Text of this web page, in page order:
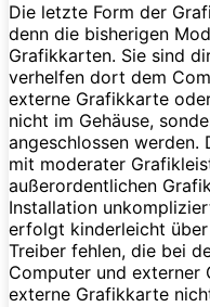
Die letzte Form der
denn die bisherigen
Grafikkarten. Sie sind
verhelfen dort dem
externe Grafikkarte
nicht im Gehäuse,
angeschlossen werden.
mit moderater
außerordentlichen
Installation
erfolgt kinderleicht
Treiber fehlen, die bei
Computer und externer
externe Grafikkarte